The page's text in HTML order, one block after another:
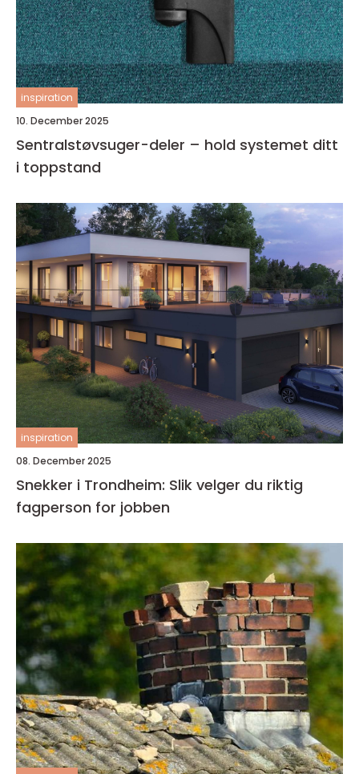
inspiration
10. December 2025
Sentralstøvsuger-deler – hold systemet ditt
i toppstand
inspiration
08. December 2025
Snekker i Trondheim: Slik velger du riktig
fagperson for jobben